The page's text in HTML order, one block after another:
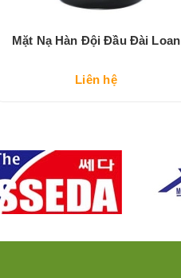
Mặt Nạ Hàn Đội Đầu Đài Loan
Liên hệ